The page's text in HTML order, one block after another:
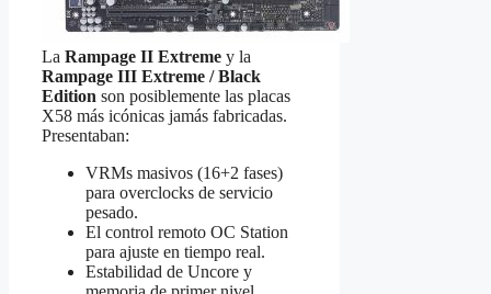
La Rampage II Extreme y la
Rampage III Extreme / Black
Edition son posiblemente las placas
X58 más icónicas jamás fabricadas.
Presentaban:
VRMs masivos (16+2 fases)
para overclocks de servicio
pesado.
El control remoto OC Station
para ajuste en tiempo real.
Estabilidad de Uncore y